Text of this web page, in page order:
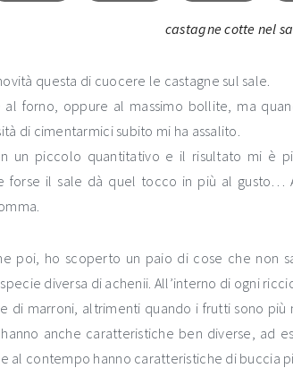
questa di cuocere le castagne sul sale.
forno, oppure al massimo bollite, ma
di cimentarmici subito mi ha assalito.
un piccolo quantitativo e il risultato mi è
forse il sale dà quel tocco in più al gusto…
poi, ho scoperto un paio di cose che non
diversa di achenii. All’interno di ogni
di marroni, altrimenti quando i frutti sono più
anche caratteristiche ben diverse, ad
al contempo hanno caratteristiche di buccia